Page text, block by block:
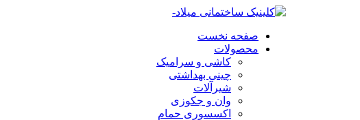
صفحه نخست
محصولات
کاشی و سرامیک
چینی بهداشتی
شیرآلات
وان و جکوزی
اکسسوری حمام